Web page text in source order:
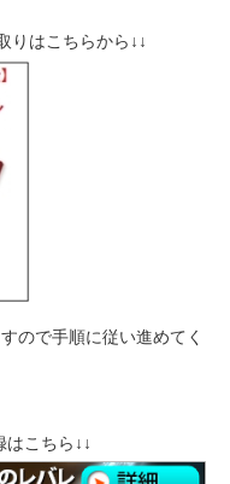
りはこちらから↓↓
ので手順に従い進めてく
こちら↓↓